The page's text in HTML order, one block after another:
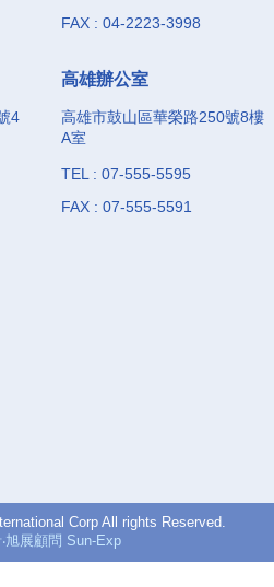
FAX : 04-2223-3998
4
高雄辦公室
高雄市鼓山區華榮路250號8樓
A室
TEL : 07-555-5595
FAX : 07-555-5591
Corp All rights Reserved.
旭展顧問 Sun-Exp